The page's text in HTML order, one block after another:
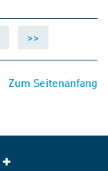
>>
Zum Seitenanfang